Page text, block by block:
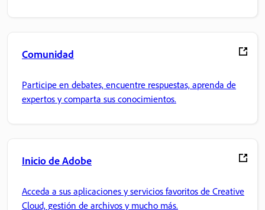
Comunidad
Participe en debates, encuentre respuestas, aprenda de
expertos y comparta sus conocimientos.
Inicio de Adobe
Acceda a sus aplicaciones y servicios favoritos de Creative
Cloud, gestión de archivos y mucho más.